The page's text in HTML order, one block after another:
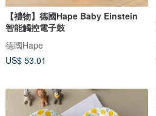
【禮物】德國Hape Baby Einstein
智能觸控電子鼓
德國Hape
US$ 53.01